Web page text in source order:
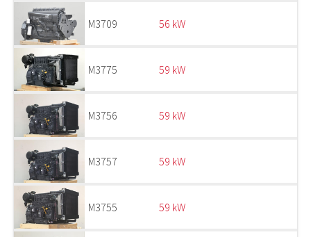
M3709 56 kW
M3775 59 kW
M3756 59 kW
M3757 59 kW
M3755 59 kW